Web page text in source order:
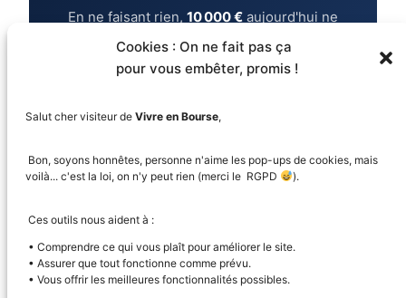
Cookies : On ne fait pas ça
pour vous embêter, promis !
Salut cher visiteur de Vivre en Bourse,
Bon, soyons honnêtes, personne n'aime les pop-ups de cookies, mais
voilà... c'est la loi, on n'y peut rien (merci le RGPD
).
Ces outils nous aident à :
• Comprendre ce qui vous plaît pour améliorer le site.
• Assurer que tout fonctionne comme prévu.
• Vous offrir les meilleures fonctionnalités possibles.
En ne faisant rien, 10 000 € aujourd'hui ne
vaudront plus que6 103 €dans 20 ans —
rongés par l'inflation.
atteint 28 444 €en pouvoir d'achat réel.
Gagnez en bourse — Simplement, durablement et